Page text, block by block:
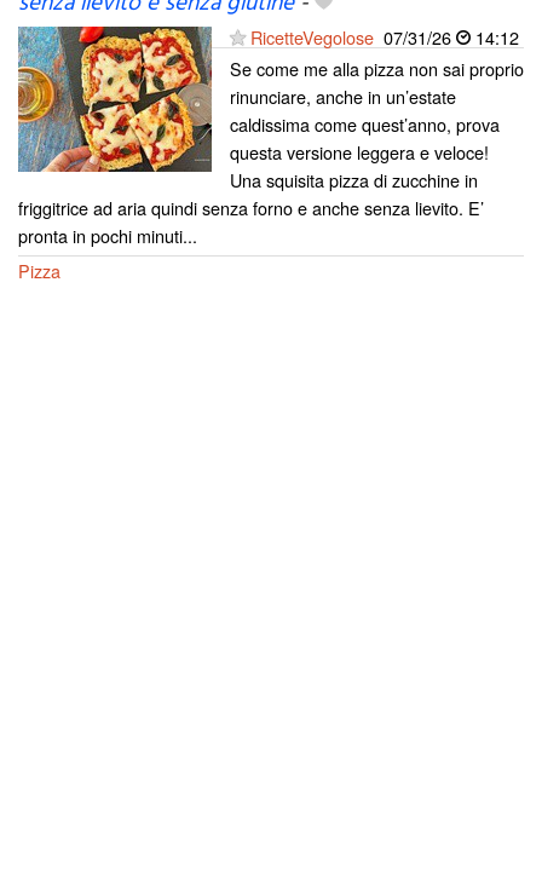
RicetteVegolose 07/31/26
14:12
Se come me alla pizza non sai proprio
rinunciare, anche in un’estate
caldissima come quest’anno, prova
questa versione leggera e veloce!
Una squisita pizza di zucchine in
friggitrice ad aria quindi senza forno e anche senza lievito. E’
pronta in pochi minuti...
Pizza